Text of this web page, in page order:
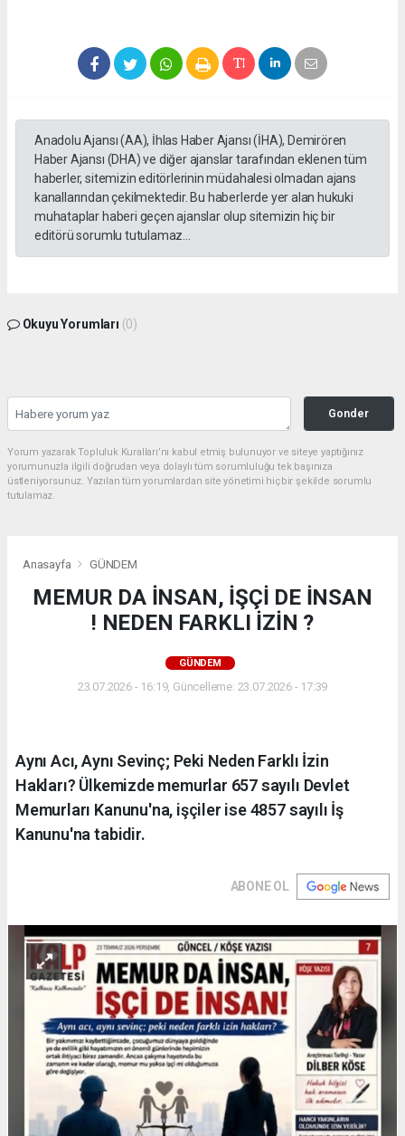
Anadolu Ajansı (AA), İhlas Haber Ajansı (İHA), Demirören
Haber Ajansı (DHA) ve diğer ajanslar tarafından eklenen tüm
haberler, sitemizin editörlerinin müdahalesi olmadan ajans
kanallarından çekilmektedir. Bu haberlerde yer alan hukuki
muhataplar haberi geçen ajanslar olup sitemizin hiç bir
editörü sorumlu tutulamaz...
Okuyu Yorumları (0)
Gonder
Yorum yazarak Topluluk Kuralları’nı kabul etmiş bulunuyor ve siteye yaptığınız
yorumunuzla ilgili doğrudan veya dolaylı tüm sorumluluğu tek başınıza
üstleniyorsunuz. Yazılan tüm yorumlardan site yönetimi hiçbir şekilde sorumlu
tutulamaz.
Anasayfa GÜNDEM
MEMUR DA İNSAN, İŞÇİ DE İNSAN
! NEDEN FARKLI İZİN ?
GÜNDEM
23.07.2026 - 16:19, Güncelleme: 23.07.2026 - 17:39
Aynı Acı, Aynı Sevinç; Peki Neden Farklı İzin
Hakları? Ülkemizde memurlar 657 sayılı Devlet
Memurları Kanunu'na, işçiler ise 4857 sayılı İş
Kanunu'na tabidir.
ABONE OL